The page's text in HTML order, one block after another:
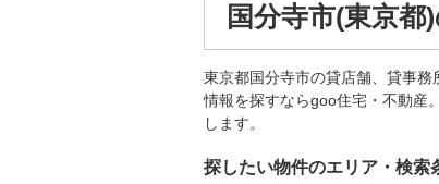
国分寺市(東京
東京都国分寺市の貸店舗、貸事
情報を探すならgoo住宅・不動産
します。
探したい物件のエリア・検索